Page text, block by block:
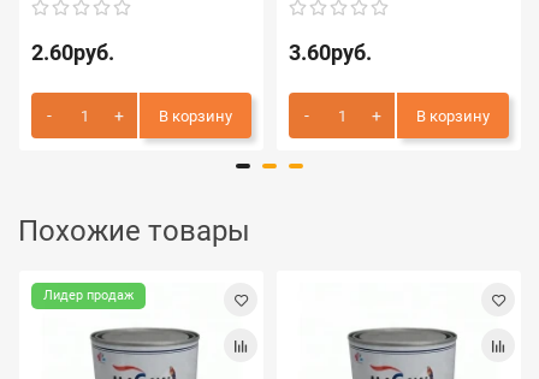
2.60руб.
В корзину
3.60руб.
В корзину
Похожие товары
Лидер продаж